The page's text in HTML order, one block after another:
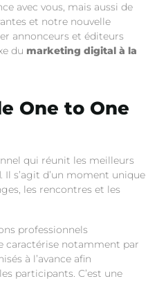
avec vous, mais aussi de
et notre nouvelle
annonceurs et éditeurs
du marketing digital à la
One to One
qui réunit les meilleurs
. Il s’agit d’un moment unique
les rencontres et les
professionnels
caractérise notamment par
à l’avance afin
participants. C’est une